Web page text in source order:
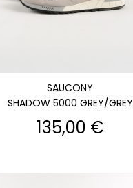
SAUCONY
SHADOW 5000 GREY/GREY
Prix
135,00 €